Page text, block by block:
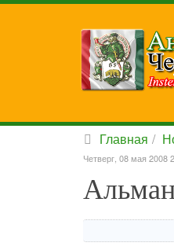
Главная
Четверг, 08 мая 2008